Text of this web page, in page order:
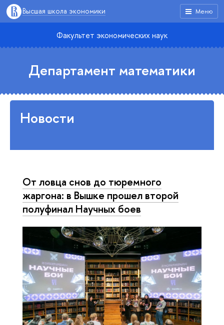
Меню
Высшая школа экономики
Факультет экономических наук
Департамент математики
Новости
От ловца снов до тюремного
жаргона: в Вышке прошел второй
полуфинал Научных боев